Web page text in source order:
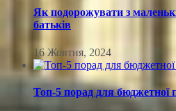
Як подорожувати з
батьків
16 Жовтня, 2024
Топ-5 порад для бюджетної